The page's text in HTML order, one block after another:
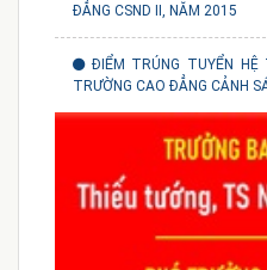
ĐẲNG CSND II, NĂM 2015
ĐIỂM TRÚNG TUYỂN
TRƯỜNG CAO ĐẲNG CẢNH